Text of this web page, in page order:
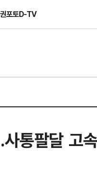
포토D-TV
통팔달 고